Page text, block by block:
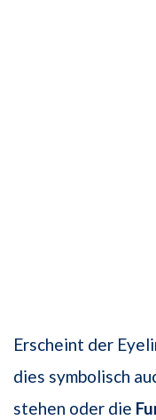
Erscheint der
dies symbolisch
stehen oder die